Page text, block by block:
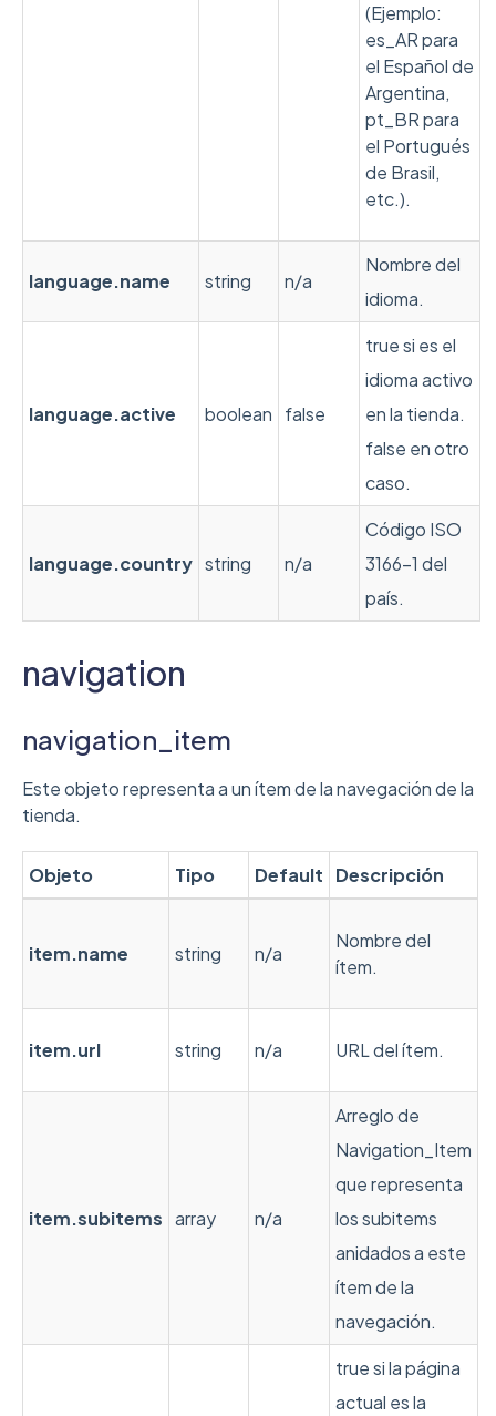
(Ejemplo:
es_AR para
el Español de
Argentina,
pt_BR para
el Portugués
de Brasil,
etc.).
language.name string n/a
Nombre del
idioma.
language.active boolean false
true si es el
idioma activo
en la tienda.
false en otro
caso.
language.country string n/a
Código ISO
3166-1 del
país.
navigation
navigation_item
Este objeto representa a un ítem de la navegación de la
tienda.
Objeto Tipo Default Descripción
item.name string n/a
Nombre del
ítem.
item.url string n/a URL del ítem.
item.subitems array n/a
Arreglo de
Navigation_Item
que representa
los subitems
anidados a este
ítem de la
navegación.
true si la página
actual es la